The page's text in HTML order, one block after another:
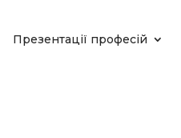
Презентації професій